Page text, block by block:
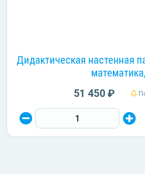
Дидактическая настенная
51 450 ₽